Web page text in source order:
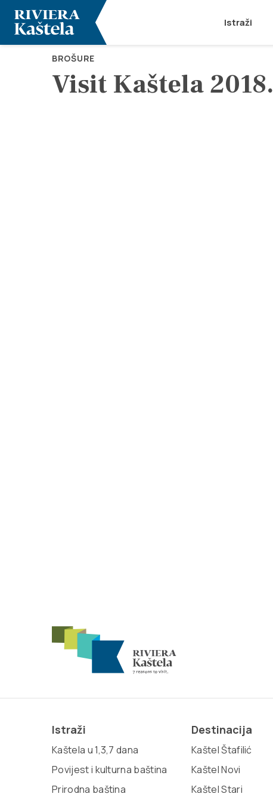
Istraži
BROŠURE
Visit Kaštela 2018.
Istraži
Kaštela u 1,3,7 dana
Povijest i kulturna baština
Prirodna baština
Destinacija
Kaštel Štafilić
Kaštel Novi
Kaštel Stari